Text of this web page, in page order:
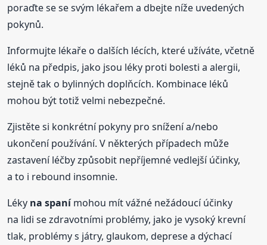
poraďte se se svým lékařem a dbejte níže uvedených
pokynů.
Informujte lékaře o dalších lécích, které užíváte, včetně
léků na předpis, jako jsou léky proti bolesti a alergii,
stejně tak o bylinných doplňcích. Kombinace léků
mohou být totiž velmi nebezpečné.
Zjistěte si konkrétní pokyny pro snížení a/nebo
ukončení používání. V některých případech může
zastavení léčby způsobit nepříjemné vedlejší účinky,
a to i rebound insomnie.
Léky na spanímohou mít vážné nežádoucí účinky
na lidi se zdravotními problémy, jako je vysoký krevní
tlak, problémy s játry, glaukom, deprese a dýchací